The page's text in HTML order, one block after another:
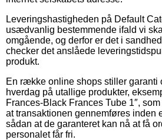
Leveringshastigheden på Default
usædvanlig bestemmende ifald vi
omgående, og derfor er det i
checker det anslåede
produkt.
En række online shops stiller
hverdag på utallige produkter,
Frances-Black Frances Tube 1″,
at transaktionen gennemføres inden
sådan at de garanteret kan nå at få
personalet får fri.